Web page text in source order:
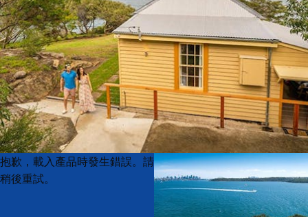
Product
List
Product
List
抱歉，載入產品時發生錯誤。請
稍後重試。